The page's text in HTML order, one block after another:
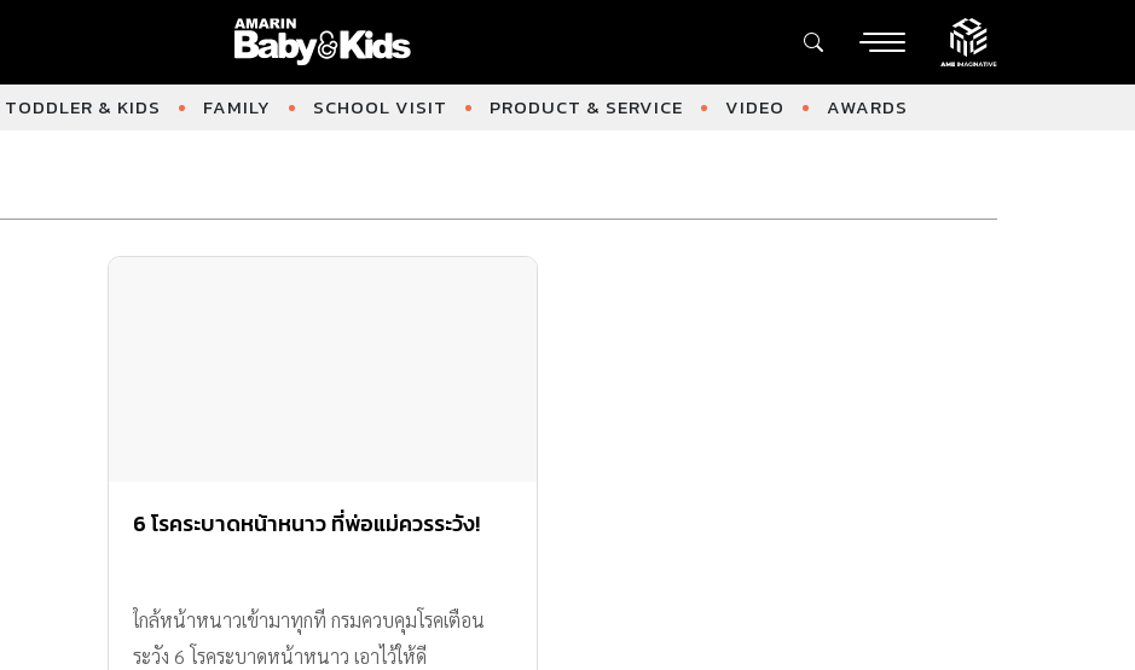
TODDLER & KIDS FAMILY SCHOOL VISIT PRODUCT & SERVICE VIDEO AWARDS
6 โรคระบาดหน้าหนาว ที่พ่อแม่ควรระวัง!
ใกล้หน้าหนาวเข้ามาทุกที กรมควบคุมโรคเตือน
ระวัง 6 โรคระบาดหน้าหนาว เอาไว้ให้ดี